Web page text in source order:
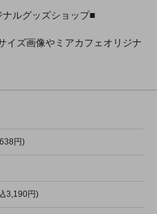
ルグッズショップ■
イズ画像やミアカフェオリジナ
円)
3,190円)